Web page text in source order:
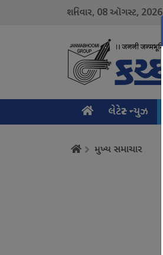
શનિવાર, 08ઑગસ્ટ, 2026
લેટેસ્ટ ન્યુઝ
મુખ્ય સમાચાર